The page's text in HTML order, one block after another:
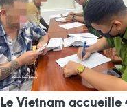
Le Vietnam accueille